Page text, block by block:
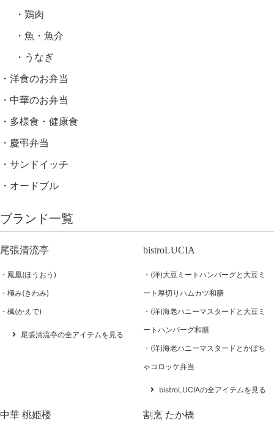
鶏肉
魚・魚介
うなぎ
洋食のお弁当
中華のお弁当
多様食・健康食
慶弔弁当
サンドイッチ
オードブル
ブランド一覧
尾張清流亭
鳳凰(ほうおう)
極み(きわみ)
楓(かえで)
尾張清流亭の全アイテムを見る
bistroLUCIA
(洋)大豆ミートハンバーグと大豆ミ
ート厚切りハムカツ和膳
(洋)海老ハニーマスタードと大豆ミ
ートハンバーグ和膳
(洋)海老ハニーマスタードとかぼち
ゃコロッケ弁当
bistroLUCIAの全アイテムを見る
中華 桃姫楼 割烹 たか橋